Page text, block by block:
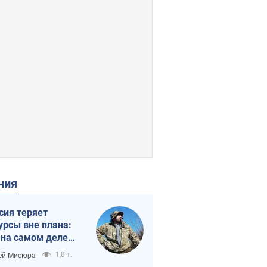
теряет
вне плана:
на самом деле
темп войны
Мисюра 1,8 т.